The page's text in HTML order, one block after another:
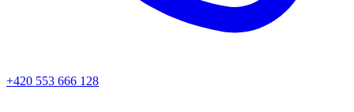
+420 553 666 128